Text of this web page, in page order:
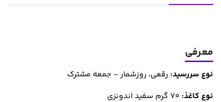
معرفی
نوع سررسید: رقعی، روزشمار - جمعه مشترک
نوع کاغذ: